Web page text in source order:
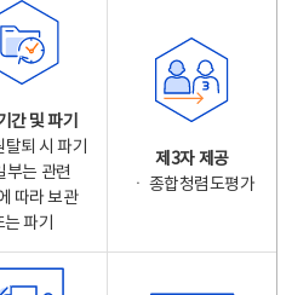
간 및 파기
탈퇴 시 파기
부는 관련
따라 보관
는 파기
제3자 제공
ㆍ 종합청렴도평가